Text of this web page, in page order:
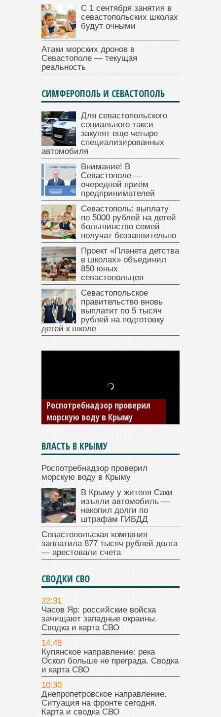
С 1 сентября занятия в
севастопольских школах
будут очными
Атаки морских дронов в
Севастополе — текущая
реальность
СИМФЕРОПОЛЬ И СЕВАСТОПОЛЬ
Для севастопольского
социального такси
закупят еще четыре
специализированных
автомобиля
Внимание! В
Севастополе —
очередной приём
предпринимателей
Севастополь: выплату
по 5000 рублей на детей
большинство семей
получат беззаявительно
Проект «Планета детства
в школах» объединил
850 юных
севастопольцев
Севастопольское
правительство вновь
выплатит по 5 тысяч
рублей на подготовку
детей к школе
В Крыму у жителя Саки
изъяли автомобиль —
накопил долги по штрафам
ГИБДД
ВЛАСТЬ В КРЫМУ
Роспотребнадзор проверил
морскую воду в Крыму
В Крыму у жителя Саки
изъяли автомобиль —
накопил долги по
штрафам ГИБДД
Севастопольская компания
заплатила 877 тысяч рублей долга
— арестовали счета
СВОДКИ СВО
22:31
Часов Яр: российские войска
зачищают западные окраины.
Сводка и карта СВО
14:48
Купянское направление: река
Оскол больше не преграда. Сводка
и карта СВО
10:30
Днепропетровское направление.
Ситуация на фронте сегодня.
Карта и сводка СВО